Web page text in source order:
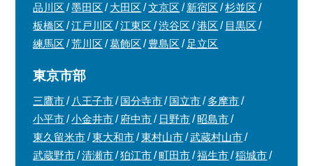
品川区
墨田区 大田区 文京区 新宿区
杉並区
板橋区
江戸川区 江東区 渋谷区 港区
目黒区
練馬区
荒川区 葛飾区 豊島区 足立区
東京市部
三鷹市 八王子市 国分寺市 国立市
多摩市
小平市
小金井市 府中市 日野市
昭島市
東久留米市
東大和市 東村山市
武蔵村山市
武蔵野市
清瀬市 狛江市 町田市 福生市
稲城市